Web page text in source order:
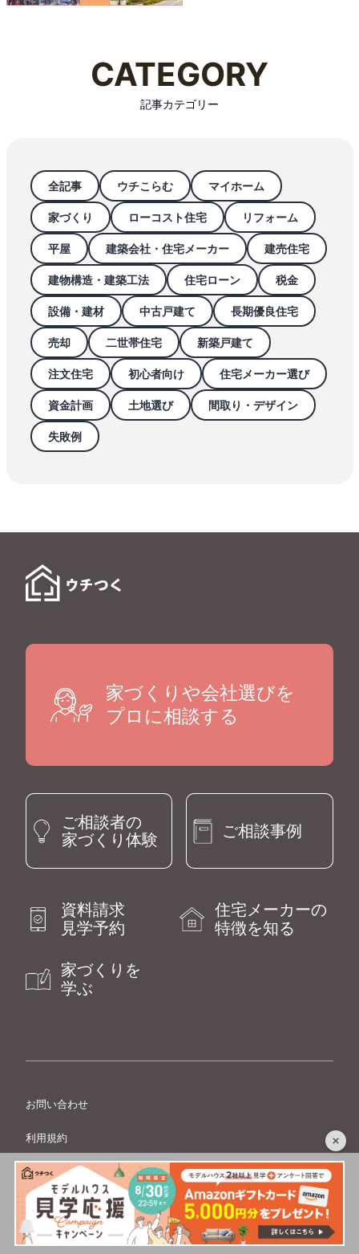
CATEGORY
記事カテゴリー
全記事 ウチこらむ マイホーム
家づくり ローコスト住宅 リフォーム
平屋 建築会社・住宅メーカー 建売住宅
建物構造・建築工法 住宅ローン 税金
設備・建材 中古戸建て 長期優良住宅
売却 二世帯住宅 新築戸建て
注文住宅 初心者向け 住宅メーカー選び
資金計画 土地選び 間取り・デザイン
失敗例
家づくりや会社選びを
プロに相談する
ご相談者の
家づくり体験
ご相談事例
資料請求
見学予約
住宅メーカーの
特徴を知る
家づくりを
学ぶ
お問い合わせ
利用規約
プライバシーポリシー
利用者情報の外部送信について
運営者情報